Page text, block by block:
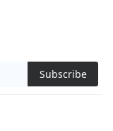
Subscribe